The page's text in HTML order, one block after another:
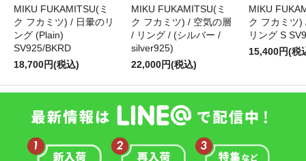
MIKU FUKAMITSU(ミ
ク フカミツ) / 日暈のリ
ング (Plain)
SV925/BKRD
18,700円(税込)
MIKU FUKAMITSU(ミ
ク フカミツ) / 空気の層
/ リング / (シルバー /
silver925)
22,000円(税込)
MIKU
ク フカミツ)
リング S
15,400円(税